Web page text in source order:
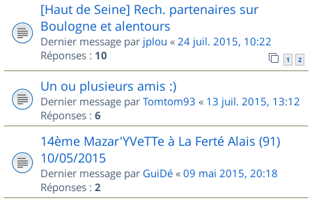
[Haut de Seine] Rech. partenaires sur
Boulogne et alentours
Dernier message par jplou « 24 juil. 2015, 10:22
Réponses : 10 1 2
Un ou plusieurs amis :)
Dernier message par Tomtom93 « 13 juil. 2015, 13:12
Réponses : 6
14ème Mazar'YVeTTe à La Ferté Alais (91)
10/05/2015
Dernier message par GuiDé « 09 mai 2015, 20:18
Réponses : 2